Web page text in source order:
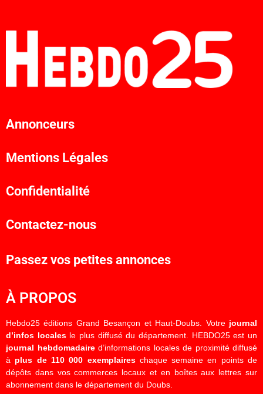
Annonceurs
Mentions Légales
Confidentialité
Contactez-nous
Passez vos petites annonces
À PROPOS
Hebdo25 éditions Grand Besançon et Haut-Doubs. Votre journal
d’infos localesle plus diffusé du département. HEBDO25 est un
journal hebdomadaired’informations locales de proximité diffusé
à plus de 110 000 exemplaireschaque semaine en points de
dépôts dans vos commerces locaux et en boîtes aux lettres sur
abonnement dans le département du Doubs.